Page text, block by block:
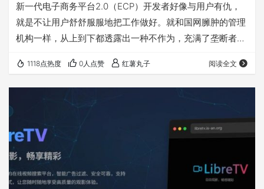
新一代电子商务平台2.0（ECP）开发者好像与用户有仇，
就是不让用户舒舒服服地把工作做好。就和国网臃肿的管理
机构一样，从上到下都透露出一种不作为，充满了垄断者的
升级后，搜索功能极其垃圾，但不得不忍受，居然对中标公
告中的PDF文件进行了权限限制，只能预览，不让下载、复
制和打印。 下面介绍的方法，通过对一些参数的调整，可以
在网页端对中标公告中的PDF文件直接下载，此方法比较简
单，适合网络小白使用。 【由于…
1118点热度 0人点赞 红薯丸子 阅读全文